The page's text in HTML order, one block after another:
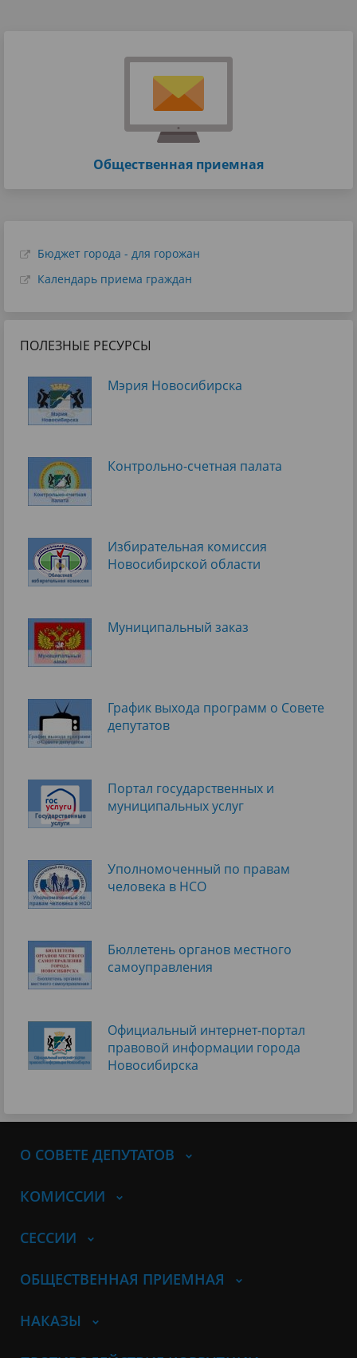
Общественная приемная
Бюджет города - для горожан
Календарь приема граждан
ПОЛЕЗНЫЕ РЕСУРСЫ
Мэрия Новосибирска
Контрольно-счетная палата
Избирательная комиссия
Новосибирской области
Муниципальный заказ
График выхода программ о Cовете
депутатов
Портал государственных и
муниципальных услуг
Уполномоченный по правам
человека в НСО
Бюллетень органов местного
самоуправления
Официальный интернет-портал
правовой информации города
Новосибирска
О СОВЕТЕ ДЕПУТАТОВ
КОМИССИИ
СЕССИИ
ОБЩЕСТВЕННАЯ ПРИЕМНАЯ
НАКАЗЫ